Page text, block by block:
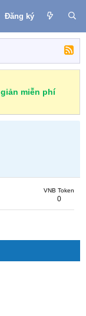
Đăng ký
miễn phí
VNB Token
0